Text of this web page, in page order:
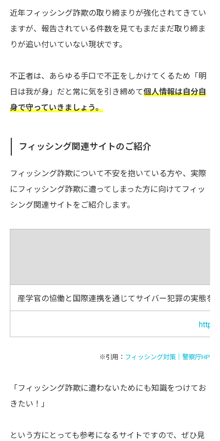
近年フィッシング詐欺の取り締まりが強化されてきてい
ますが、報告されている件数を見てもまだまだ取り締ま
りが追い付いていない現状です。
不正者は、あらゆる手口で不正をしかけてくるため「明
日は我が身」だと常に気を引き締めて個人情報は自分自
身で守っていきましょう。
フィッシング関連サイトのご紹介
フィッシング詐欺について不安を抱いている方や、実際
にフィッシング詐欺に遭ってしまった方に向けてフィッ
シング関連サイトをご紹介します。
産学官の協働と国際連携を通じてサイバー犯罪の実態を
※引用： フィッシング対策｜警察庁HP
「フィッシング詐欺に遭わないためにも知識をつけてお
きたい！」
という方にとっても参考になるサイトですので、ぜひ見